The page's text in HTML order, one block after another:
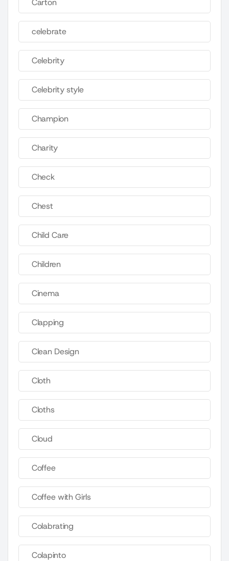
Carton
celebrate
Celebrity
Celebrity style
Champion
Charity
Check
Chest
Child Care
Children
Cinema
Clapping
Clean Design
Cloth
Cloths
Cloud
Coffee
Coffee with Girls
Colabrating
Colapinto